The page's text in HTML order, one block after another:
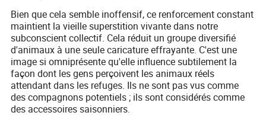
Bien que cela semble inoffensif, ce renforcement constant
maintient la vieille superstition vivante dans notre
subconscient collectif. Cela réduit un groupe diversifié
d'animaux à une seule caricature effrayante. C'est une
image si omniprésente qu'elle influence subtilement la
façon dont les gens perçoivent les animaux réels
attendant dans les refuges. Ils ne sont pas vus comme
des compagnons potentiels ; ils sont considérés comme
des accessoires saisonniers.